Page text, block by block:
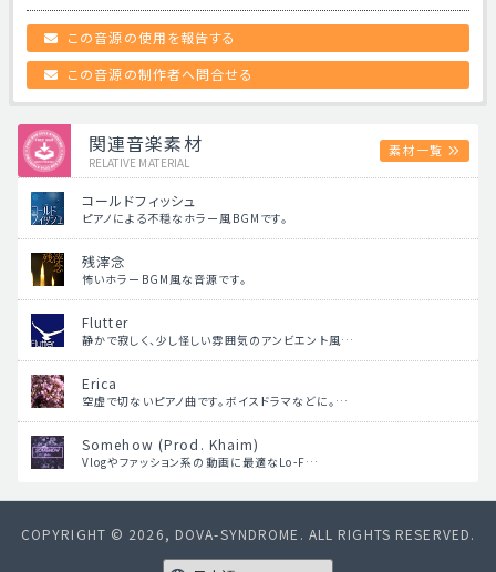
この音源の使用を報告する
この音源の制作者へ問合せる
関連音楽素材
RELATIVE MATERIAL
素材一覧
コールドフィッシュ
ピアノによる不穏なホラー風BGMです。
残滓念
怖いホラーBGM風な音源です。
Flutter
静かで寂しく、少し怪しい雰囲気のアンビエント風…
Erica
空虚で切ないピアノ曲です。ボイスドラマなどに。…
Somehow (Prod. Khaim)
Vlogやファッション系の動画に最適なLo-F…
COPYRIGHT © 2026, DOVA-SYNDROME. ALL RIGHTS RESERVED.